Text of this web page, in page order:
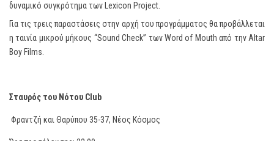
δυναμικό συγκρότημα των Lexicon Project.
Για τις τρεις παραστάσεις στην αρχή του προγράμματος θα προβάλλεται
η ταινία μικρού μήκους “Sound Check” των Word of Mouth από την Altar
Boy Films.
Σταυρός του Νότου Club
Φραντζή και Θαρύπου 35-37, Νέος Κόσμος